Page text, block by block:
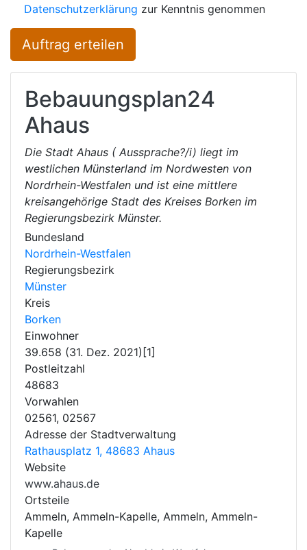
Datenschutzerklärung zur Kenntnis genommen
Auftrag erteilen
Bebauungsplan24
Ahaus
Die Stadt Ahaus ( Aussprache?/i) liegt im
westlichen Münsterland im Nordwesten von
Nordrhein-Westfalen und ist eine mittlere
kreisangehörige Stadt des Kreises Borken im
Regierungsbezirk Münster.
Bundesland
Nordrhein-Westfalen
Regierungsbezirk
Münster
Kreis
Borken
Einwohner
39.658 (31. Dez. 2021)[1]
Postleitzahl
48683
Vorwahlen
02561, 02567
Adresse der Stadtverwaltung
Rathausplatz 1, 48683 Ahaus
Website
www.ahaus.de
Ortsteile
Ammeln, Ammeln-Kapelle, Ammeln, Ammeln-
Kapelle